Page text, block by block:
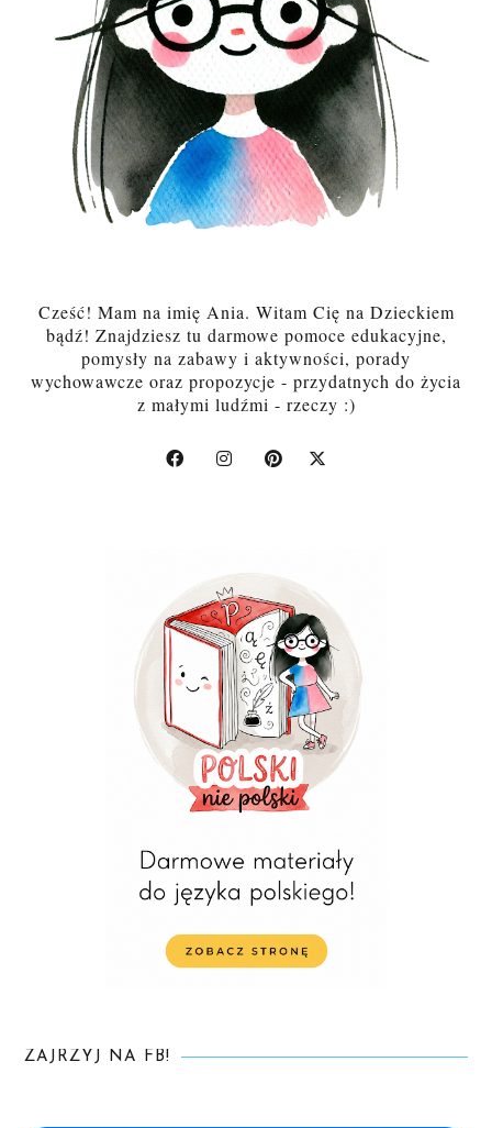
Cześć! Mam na imię Ania. Witam Cię na Dzieckiem
bądź! Znajdziesz tu darmowe pomoce edukacyjne,
pomysły na zabawy i aktywności, porady
wychowawcze oraz propozycje - przydatnych do życia
z małymi ludźmi - rzeczy :)
ZAJRZYJ NA FB!